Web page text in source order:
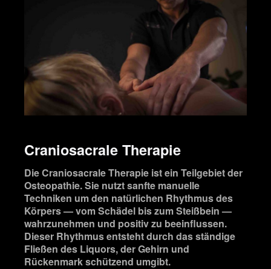
Craniosacrale Therapie
Die Craniosacrale Therapie ist ein Teilgebiet der
Osteopathie. Sie nutzt sanfte manuelle
Techniken um den natürlichen Rhythmus des
Körpers — vom Schädel bis zum Steißbein —
wahrzunehmen und positiv zu beeinflussen.
Dieser Rhythmus entsteht durch das ständige
Fließen des Liquors, der Gehirn und
Rückenmark schützend umgibt.